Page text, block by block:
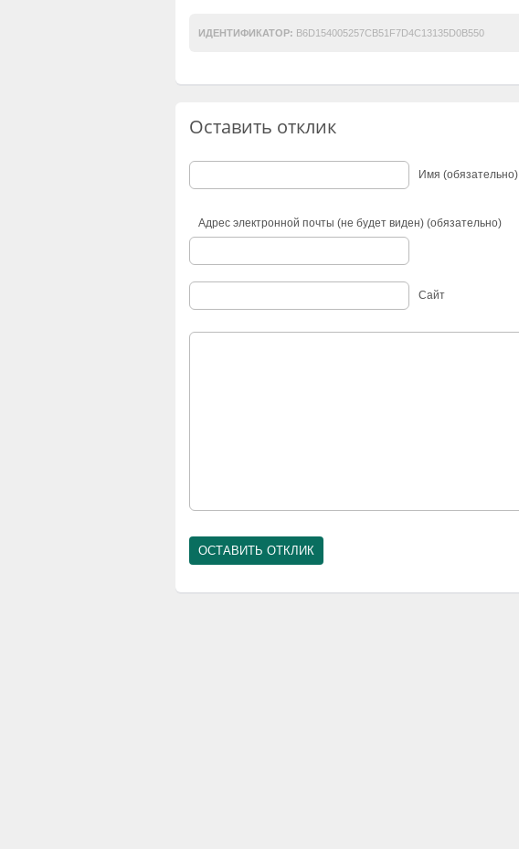
ИДЕНТИФИКАТОР: B6D154005257CB51F7D4C13135D0B550
Оставить отклик
Имя (обязательно)
Адрес электронной почты (не будет виден) (обязательно)
Сайт